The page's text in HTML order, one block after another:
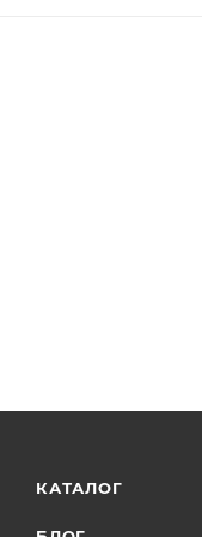
КАТАЛОГ